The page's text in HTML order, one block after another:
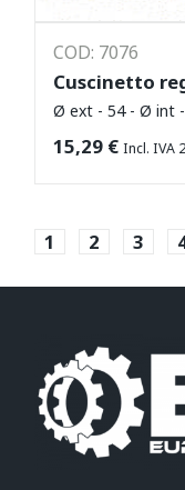
COD: 7076
Cuscinetto
Ø ext - 54 - Ø int
15,29 € Incl. IVA
1 2 3